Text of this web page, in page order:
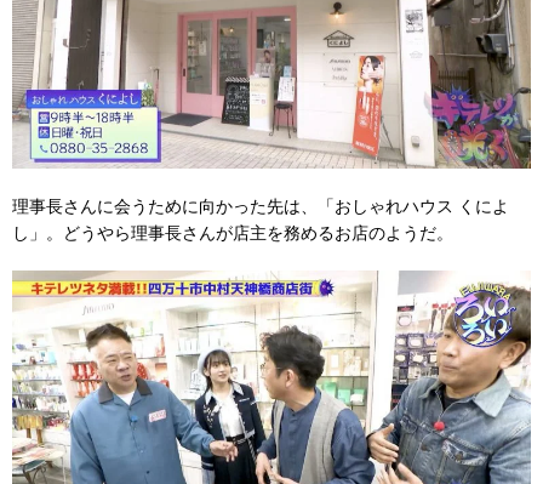
理事長さんに会うために向かった先は、「おしゃれハウス くによ
し」。どうやら理事長さんが店主を務めるお店のようだ。